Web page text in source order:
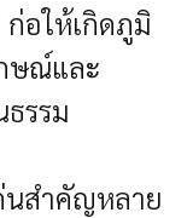
อให้เกิดภูมิ
ษณ์และ
รรม
นสำคัญหลาย